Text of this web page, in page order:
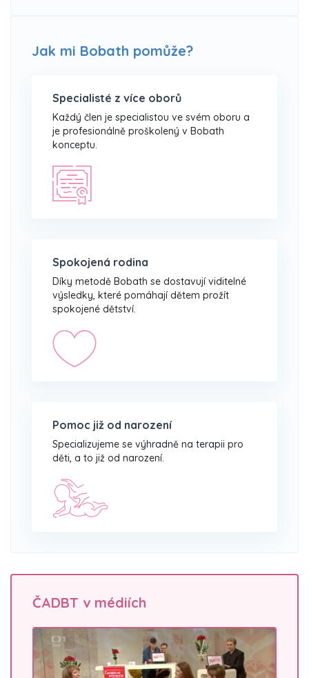
Jak mi Bobath pomůže?
Specialisté z více oborů
Každý člen je specialistou ve svém oboru a
je profesionálně proškolený v Bobath
konceptu.
Spokojená rodina
Díky metodě Bobath se dostavují viditelné
výsledky, které pomáhají dětem prožít
spokojené dětství.
Pomoc již od narození
Specializujeme se výhradně na terapii pro
děti, a to již od narození.
ČADBT v médiích